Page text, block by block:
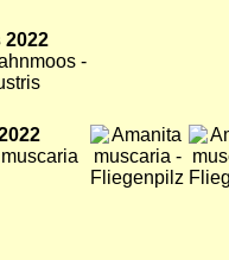
2022
-
Bild Bild